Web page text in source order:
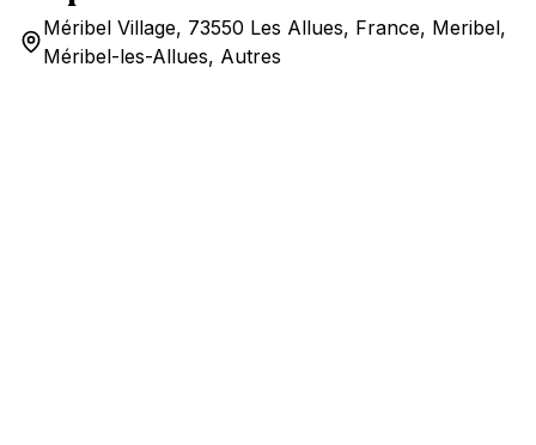
Méribel Village, 73550 Les Allues, France, Meribel,
Méribel-les-Allues, Autres